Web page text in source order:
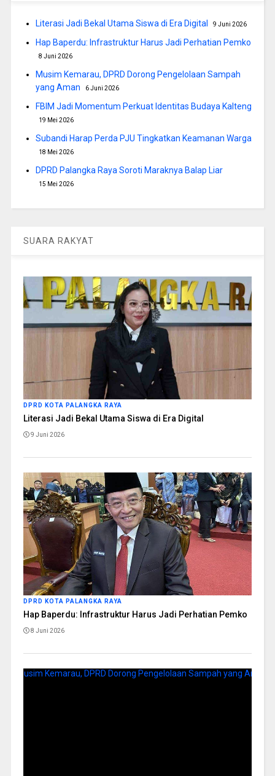
Literasi Jadi Bekal Utama Siswa di Era Digital 9 Juni 2026
Hap Baperdu: Infrastruktur Harus Jadi Perhatian Pemko
8 Juni 2026
Musim Kemarau, DPRD Dorong Pengelolaan Sampah
yang Aman
6 Juni 2026
FBIM Jadi Momentum Perkuat Identitas Budaya Kalteng
19 Mei 2026
Subandi Harap Perda PJU Tingkatkan Keamanan Warga
18 Mei 2026
DPRD Palangka Raya Soroti Maraknya Balap Liar
15 Mei 2026
SUARA RAKYAT
DPRD KOTA PALANGKA RAYA
Literasi Jadi Bekal Utama Siswa di Era Digital
9 Juni 2026
DPRD KOTA PALANGKA RAYA
Hap Baperdu: Infrastruktur Harus Jadi Perhatian Pemko
8 Juni 2026